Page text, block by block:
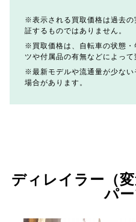
表示される買取価格は過去
証するものではありません。
買取価格は、自転車の状態
ツや付属品の有無などによって
最新モデルや流通量が少な
場合があります。
ディレイラー（
パ